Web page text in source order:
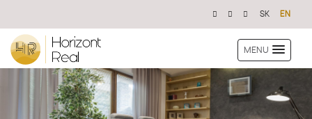
SK EN
MENU